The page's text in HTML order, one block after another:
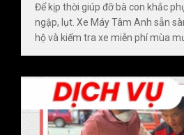
Để kịp thời giúp đỡ bà con khắc
ngập, lụt. Xe Máy Tâm Anh sẵn
hộ và kiểm tra xe miễn phí mùa